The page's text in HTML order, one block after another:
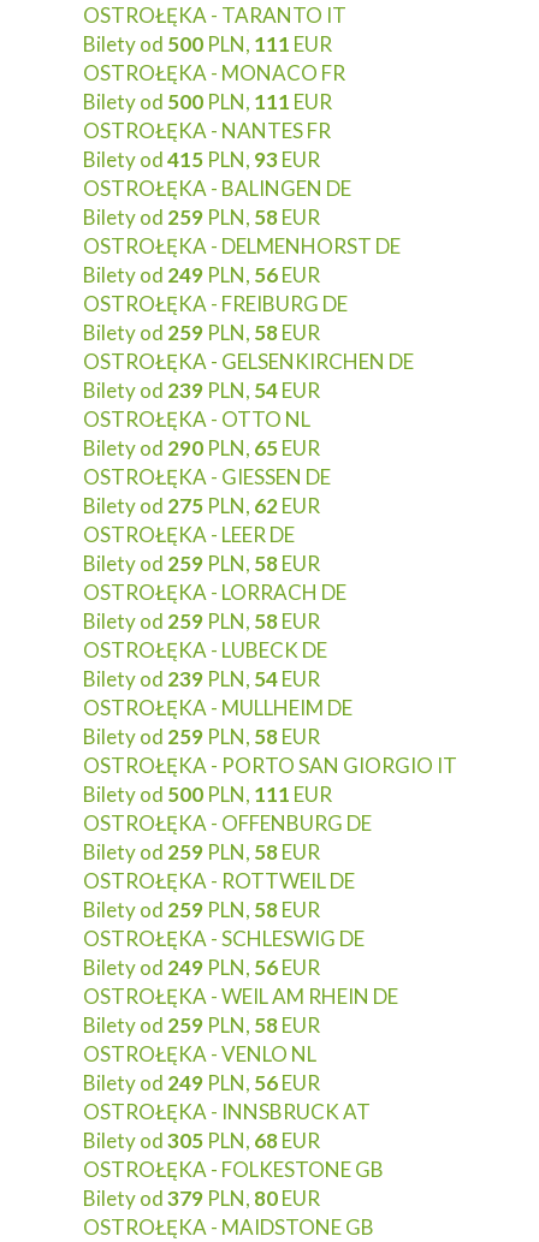
OSTROŁĘKA - TARANTO IT
Bilety od 500 PLN, 111 EUR
OSTROŁĘKA - MONACO FR
Bilety od 500 PLN, 111 EUR
OSTROŁĘKA - NANTES FR
Bilety od415 PLN, 93EUR
OSTROŁĘKA - BALINGEN DE
Bilety od 259 PLN, 58EUR
OSTROŁĘKA - DELMENHORST DE
Bilety od 249 PLN, 56EUR
OSTROŁĘKA - FREIBURG DE
Bilety od 259 PLN, 58EUR
OSTROŁĘKA - GELSENKIRCHEN DE
Bilety od 239 PLN, 54EUR
OSTROŁĘKA - OTTO NL
Bilety od 290 PLN, 65EUR
OSTROŁĘKA - GIESSEN DE
Bilety od 275 PLN, 62EUR
OSTROŁĘKA - LEER DE
Bilety od 259 PLN, 58EUR
OSTROŁĘKA - LORRACH DE
Bilety od 259 PLN, 58EUR
OSTROŁĘKA - LUBECK DE
Bilety od 239 PLN, 54EUR
OSTROŁĘKA - MULLHEIM DE
Bilety od 259 PLN, 58EUR
OSTROŁĘKA - PORTO SAN GIORGIO IT
Bilety od 500 PLN, 111 EUR
OSTROŁĘKA - OFFENBURG DE
Bilety od 259 PLN, 58EUR
OSTROŁĘKA - ROTTWEIL DE
Bilety od 259 PLN, 58EUR
OSTROŁĘKA - SCHLESWIG DE
Bilety od 249 PLN, 56EUR
OSTROŁĘKA - WEIL AM RHEIN DE
Bilety od 259 PLN, 58EUR
OSTROŁĘKA - VENLO NL
Bilety od 249 PLN, 56EUR
OSTROŁĘKA - INNSBRUCK AT
Bilety od305 PLN, 68EUR
OSTROŁĘKA - FOLKESTONE GB
Bilety od379 PLN, 80EUR
OSTROŁĘKA - MAIDSTONE GB